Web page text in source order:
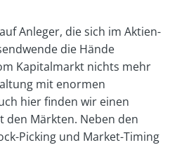
Anleger, die sich im Aktien-
die Hände
Kapitalmarkt nichts mehr
mit enormen
hier finden wir einen
Märkten. Neben den
Picking und Market-Timing